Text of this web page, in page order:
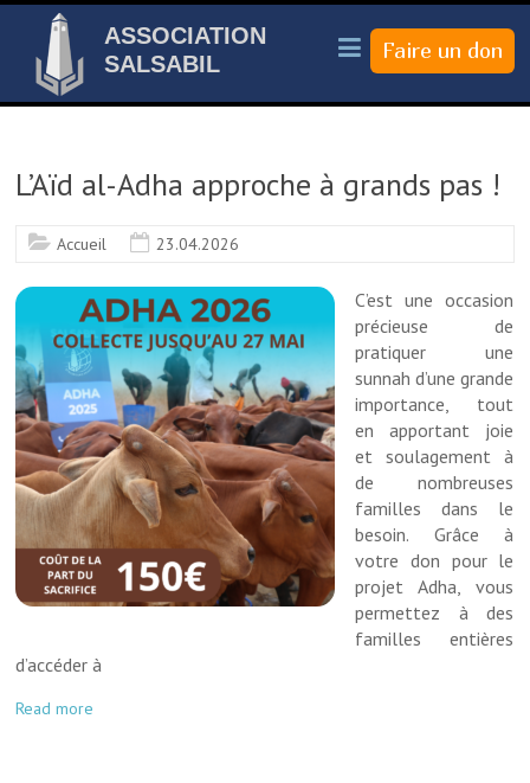
ASSOCIATION
SALSABIL
L’Aïd al-Adha approche à grands pas !
Accueil 23.04.2026
C’est une occasion
précieuse de
pratiquer une
sunnah d’une grande
importance, tout
en apportant joie
et soulagement à
de nombreuses
familles dans le
besoin. Grâce à
votre don pour le
projet Adha, vous
permettez à des
familles entières
d’accéder à
Read more